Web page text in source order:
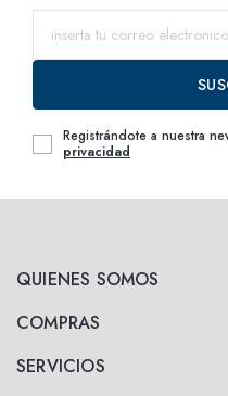
QUIENES SOMOS
COMPRAS
SERVICIOS
Registrándote a nuestra
privacidad